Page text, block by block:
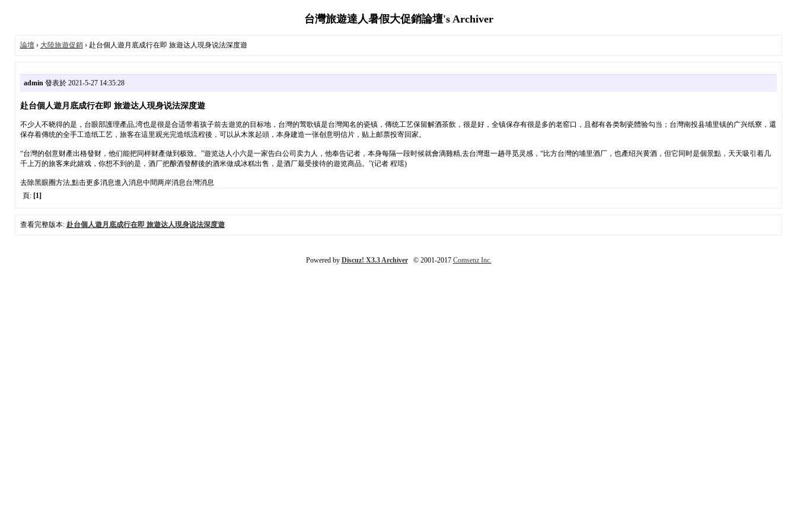
台灣旅遊達人暑假大促銷論壇's Archiver
論壇› 大陸旅遊促銷› 赴台個人遊月底成行在即 旅遊达人現身说法深度遊
admin發表於 2021-5-27 14:35:28
赴台個人遊月底成行在即 旅遊达人現身说法深度遊
不少人不晓得的是，台眼部護理產品,湾也是很是合适带着孩子前去遊览的目标地，台灣的莺歌镇是台灣闻名的瓷镇，傳统工艺保留解酒茶飲，很是好，全镇保存有很是多的老窑口，且都有各类制瓷體验勾当；台灣南投县埔里镇的广兴纸寮，還
保存着傳统的全手工造纸工艺，旅客在這里观光完造纸流程後，可以从木浆起頭，本身建造一张创意明信片，贴上邮票投寄回家。
“台灣的创意财產出格發财，他们能把同样财產做到极致。”遊览达人小六是一家告白公司卖力人，他奉告记者，本身每隔一段时候就會滴雞精,去台灣逛一趟寻觅灵感，“比方台灣的埔里酒厂，也產绍兴黄酒，但它同时是個景點，天天吸引着几
千上万的旅客来此嬉戏，你想不到的是，酒厂把酿酒發酵後的酒米做成冰糕出售，是酒厂最受接待的遊览商品。”(记者 程瑶)
去除黑眼圈方法,點击更多消息進入消息中間两岸消息台灣消息
頁: [1]
查看完整版本: 赴台個人遊月底成行在即 旅遊达人現身说法深度遊
Powered by Discuz! X3.3 Archiver© 2001-2017 Comsenz Inc.